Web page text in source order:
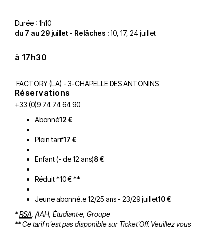
Durée : 1h10
du 7 au 29 juillet - Relâches : 10, 17, 24 juillet
à 17h30
FACTORY (LA) - 3-CHAPELLE DES ANTONINS
Réservations
+33 (0)9 74 74 64 90
Abonné12 €
Plein tarif17 €
Enfant (- de 12 ans)8 €
Réduit *10 € **
Jeune abonné.e 12/25 ans - 23/29 juillet10 €
*RSA, AAH, Étudiant·e, Groupe
** Ce tarif n'est pas disponible sur Ticket'Off. Veuillez vous